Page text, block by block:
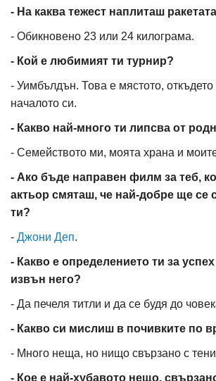
- На каква тежест наплиташ
- Обикновено 23 или 24 килограма.
- Кой е любимият ти турнир?
- Уимбълдън. Това е мястото, откъдето
началото си.
- Какво най-много ти липсва от
- Семейството ми, моята храна и
- Ако бъде направен филм за теб,
актьор смяташ, че най-добре ще се
ти?
- Джони Деп.
- Какво е определението ти за
извън него?
- Да печеля титли и да се будя до
- Какво си мислиш в почивките по
- Много неща, но нищо свързано с
- Кое е най-хубавото нещо,